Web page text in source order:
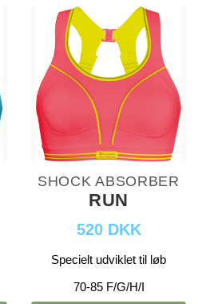
SHOCK ABSORBER
RUN
520 DKK
Specielt udviklet til løb
70-85 F/G/H/I